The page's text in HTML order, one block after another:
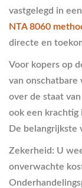
vastgelegd in
NTA 8060
directe en
Voor kopers op
van
over de staat
ook een krachtig
De belangrijkste
Zekerheid: U
onverwachte